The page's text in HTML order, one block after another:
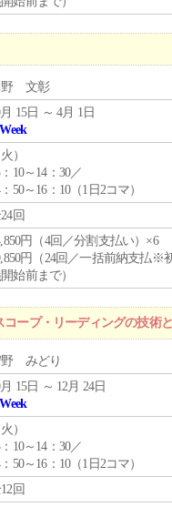
野 文彰
15日 ～ 4月 1日
火 ）
10～14：30／
50～16：10（1日2コマ）
回
円（4回／分割支払い）×6
円（24回／一括前納支払※
始前まで）
ープ・リーディングの技術
野 みどり
15日 ～ 12月 24日
火 ）
10～14：30／
50～16：10（1日2コマ）
回